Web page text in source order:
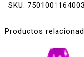
SKU: 7501001164003
Productos